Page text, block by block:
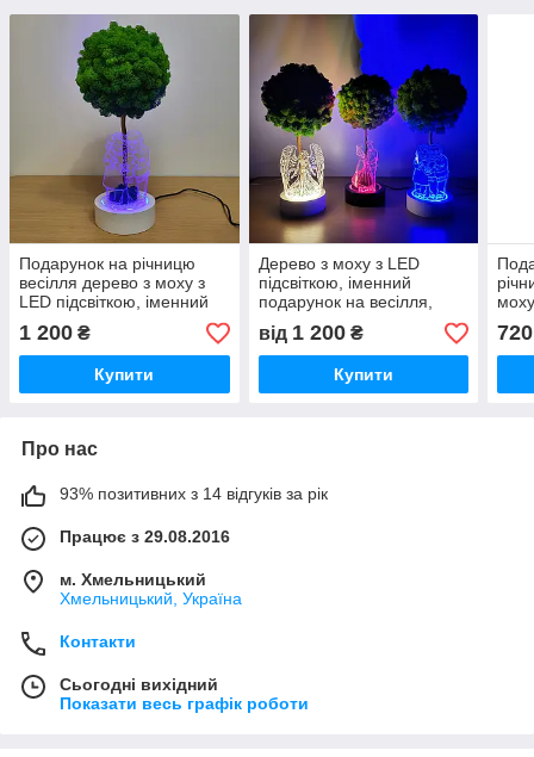
Подарунок на річницю
весілля дерево з моху з
LED підсвіткою, іменний
декор парі на 25 30 40
років разом
1 200 ₴
Купити
Дерево з моху з LED
підсвіткою, іменний
подарунок на весілля,
річницю, День Валентина,
світильник декор
від 1 200₴
Купити
720
Про нас
93% позитивних з 14 відгуків за рік
Працює з 29.08.2016
м. Хмельницький
Хмельницький, Україна
Контакти
Сьогодні вихідний
Показати весь графік роботи